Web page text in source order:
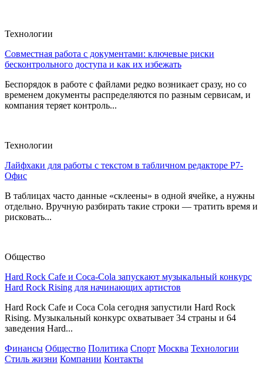
Технологии
Совместная работа с документами: ключевые риски
бесконтрольного доступа и как их избежать
Беспорядок в работе с файлами редко возникает сразу, но со
временем документы распределяются по разным сервисам, и
компания теряет контроль...
Технологии
Лайфхаки для работы с текстом в табличном редакторе Р7-
Офис
В таблицах часто данные «склеены» в одной ячейке, а нужны
отдельно. Вручную разбирать такие строки — тратить время и
рисковать...
Общество
Hard Rock Cafe и Coca-Cola запускают музыкальный конкурс
Hard Rock Rising для начинающих артистов
Hard Rock Cafe и Coca Cola сегодня запустили Hard Rock
Rising. Музыкальный конкурс охватывает 34 страны и 64
заведения Hard...
Финансы Общество Политика Спорт Москва Технологии
Стиль жизни Компании Контакты